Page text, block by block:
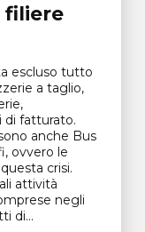
filiere
escluso tutto
a taglio,
di fatturato.
anche Bus
ovvero le
crisi.
attività
negli
di...